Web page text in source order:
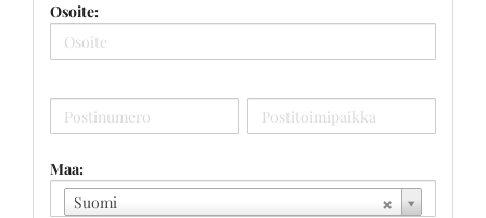
Osoite:
Maa:
Suomi